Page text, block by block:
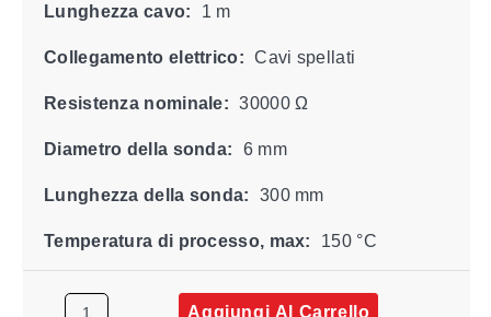
Lunghezza cavo: 1 m
Collegamento elettrico: Cavi spellati
Resistenza nominale: 30000 Ω
Diametro della sonda: 6 mm
Lunghezza della sonda: 300 mm
Temperatura di processo, max: 150 °C
Aggiungi Al Carrello